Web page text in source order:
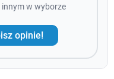
w wyborze
opinie!